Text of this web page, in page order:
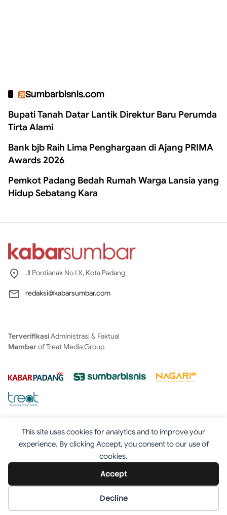
This site uses cookies for analytics and to improve your
experience. By clicking Accept, you consent to our use of
cookies.
Accept
Decline
Sumbarbisnis.com
Bupati Tanah Datar Lantik Direktur Baru Perumda
Tirta Alami
Bank bjb Raih Lima Penghargaan di Ajang PRIMA
Awards 2026
Pemkot Padang Bedah Rumah Warga Lansia yang
Hidup Sebatang Kara
Jl Pontianak No I X, Kota Padang
redaksi@kabarsumbar.com
TerverifikasiAdministrasi & Faktual
Memberof Treat Media Group
Tentang Redaksi Kontak Disclaimer
Iklan